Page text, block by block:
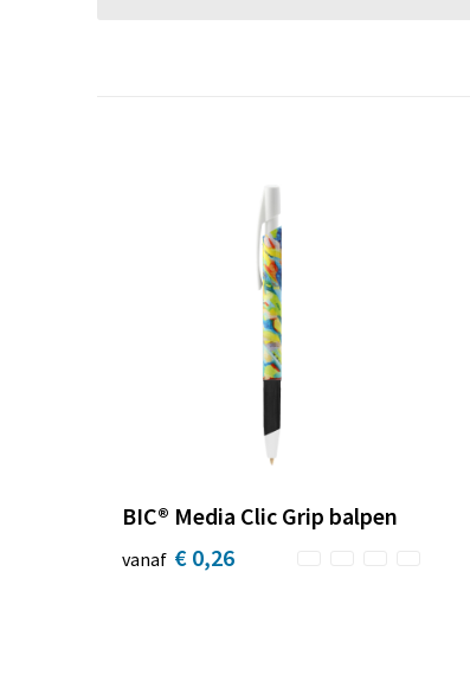
BIC® Media Clic Grip balpen
vanaf € 0,26